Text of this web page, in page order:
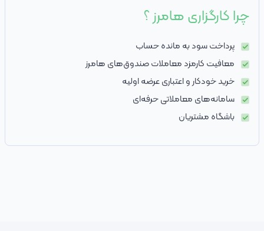
چرا کارگزاری هامرز ؟
پرداخت سود به مانده حساب
معافیت کارمزد معاملات صندوق‌های هامرز
خرید خودکار و اعتباری عرضه اولیه
سامانه‌های معاملاتی حرفه‌ای
باشگاه مشتریان